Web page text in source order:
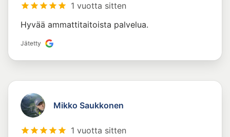
1 vuotta sitten
Hyvää ammattitaitoista palvelua.
Jätetty
Mikko Saukkonen
1 vuotta sitten